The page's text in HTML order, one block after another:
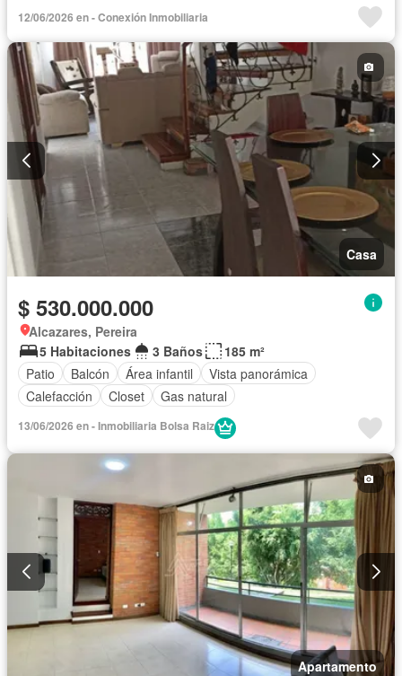
Jacuzzi
Gas natural
Estudio
Vista panorámica
Seguridad privada
Cuarto de servicio Piscina
Patio
12/06/2026 en - Conexión Inmobiliaria
Casa
$ 530.000.000
Alcazares, Pereira
5 Habitaciones
3 Baños
185 m²
Patio
Balcón Área infantil
Vista panorámica
Calefacción
Closet Gas natural
13/06/2026 en - Inmobiliaria Bolsa Raiz
Apartamento